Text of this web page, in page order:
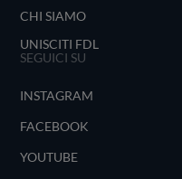
CHI SIAMO
UNISCITI FDL
SEGUICI SU
INSTAGRAM
FACEBOOK
YOUTUBE